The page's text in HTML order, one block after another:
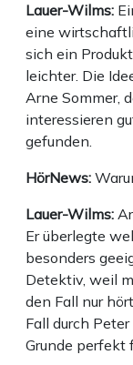
Lauer-Wilms:
eine
sich ein
leichter. Die
Arne Sommer,
interessieren
gefunden.
HörNews:
Lauer-Wilms:
Er überlegte
besonders
Detektiv, weil
den Fall nur
Fall durch
Grunde perfekt